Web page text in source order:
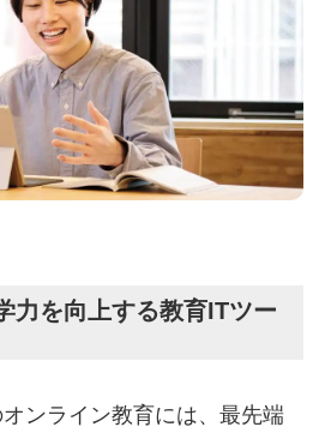
力を向上する教育ITツー
ンライン教育には、最先端